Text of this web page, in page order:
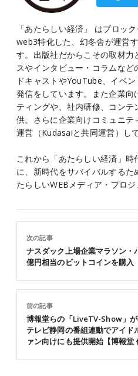
「あたらしい経済」 はブロッ
web3特化した、幻冬舎が運営
す。出版社だからこその取材
スやインタビュー・コラムな
ドキャストやYouTube、イベ
発信をしています。また企業
ティングや、社内研修、コン
供。さらに企業向けコミュニ
運営（Kudasaiと共同運営）し
これから「あたらしい経済」時
に、新時代をサバイバルする
たらしいWEBメディア・プロジ
前の記事
博報堂らの「LiveTV-Show」が
テレビ静岡の番組連動でアイ
ァン向けにも提供開始【博報堂
次の記事
ナスダック上場企業マラソン・
億円相当のビットコインを購入